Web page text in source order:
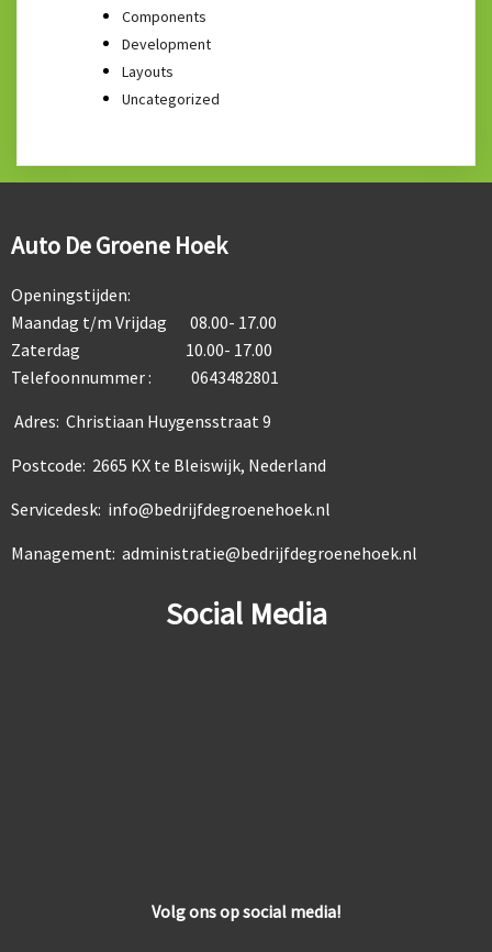
Components
Development
Layouts
Uncategorized
Auto De Groene Hoek
Openingstijden:
Maandag t/m Vrijdag 08.00- 17.00
Zaterdag 10.00- 17.00
Telefoonnummer : 0643482801
Adres: Christiaan Huygensstraat 9
Postcode: 2665 KX te Bleiswijk, Nederland
Servicedesk: info@bedrijfdegroenehoek.nl
Management: administratie@bedrijfdegroenehoek.nl
Social Media
Volg ons op social media!